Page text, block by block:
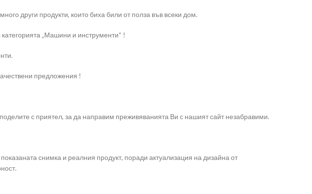
други продукти, които биха били от полза във всеки дом.
„Машини и инструменти“ !
предложения !
с приятел, за да направим преживяванията Ви с нашият сайт незабравими.
снимка и реалния продукт, поради актуализация на дизайна от